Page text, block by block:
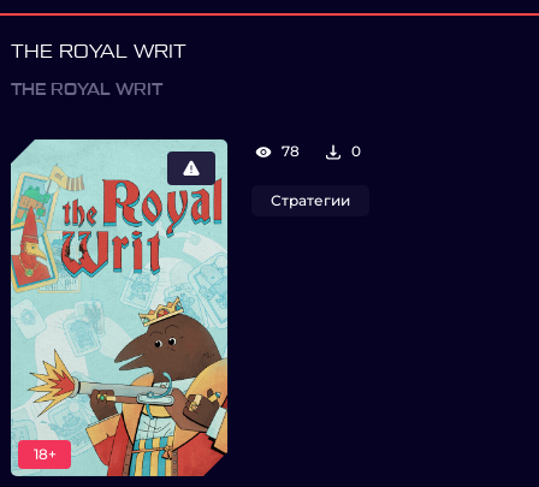
THE ROYAL WRIT
THE ROYAL WRIT
18+
78 0
Стратегии